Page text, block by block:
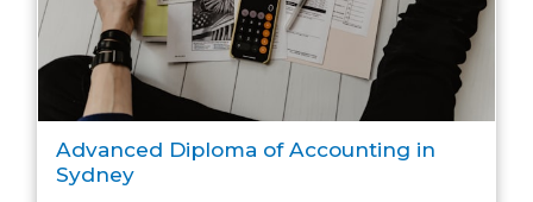
Advanced Diploma of Accounting in
Sydney